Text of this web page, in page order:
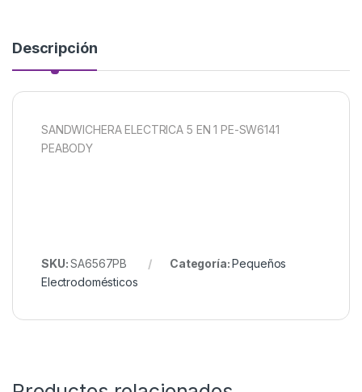
Descripción
SANDWICHERA ELECTRICA 5 EN 1 PE-SW6141
PEABODY
SKU:SA6567PB Categoría: Pequeños
Electrodomésticos